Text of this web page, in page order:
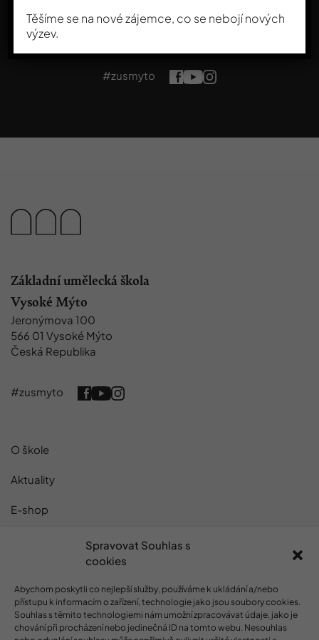
Spravovat Souhlas s
cookies
Abychom poskytli co nejlepší služby, používáme k ukládání a/nebo
přístupu k informacím o zařízení, technologie jako jsou soubory cookies.
Souhlas s těmito technologiemi nám umožní zpracovávat údaje, jako je
chování při procházení nebo jedinečná ID na tomto webu. Nesouhlas
#zusmyto
Základní umělecká škola
Vysoké Mýto
Jeronýmova 100
566 01 Vysoké Mýto
Česká Republika
#zusmyto
O škole
Aktuality
E-shop
GDPR
Cookies
Těšíme se na nové zájemce, co se nebojí nových
výzev.